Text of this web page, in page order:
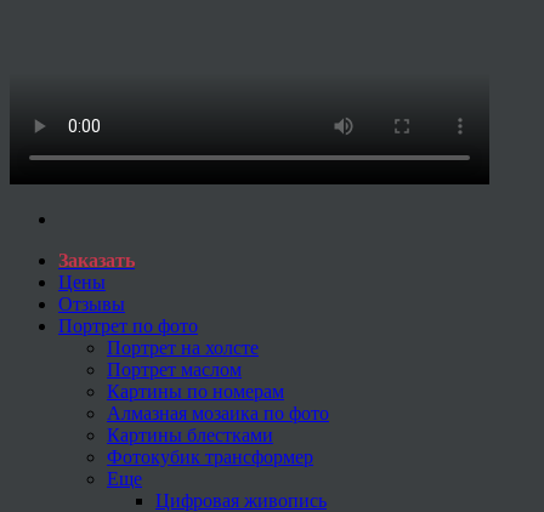
Заказать
Цены
Отзывы
Портрет по фото
Портрет на холсте
Портрет маслом
Картины по номерам
Алмазная мозаика по фото
Картины блестками
Фотокубик трансформер
Еще
Цифровая живопись